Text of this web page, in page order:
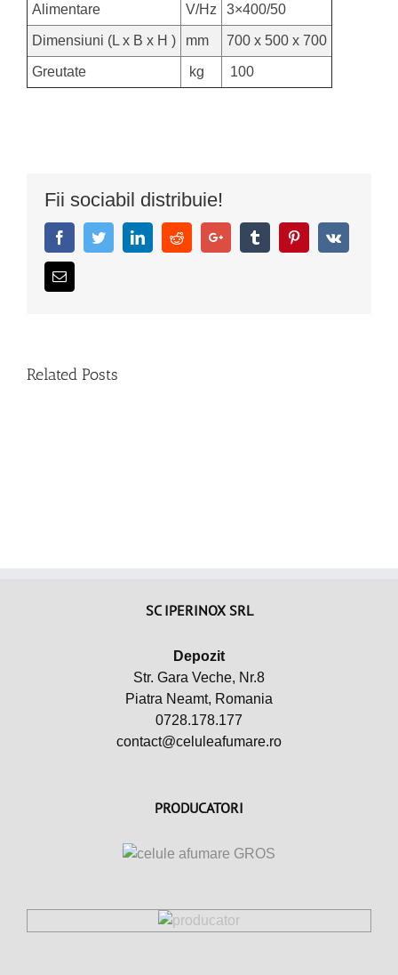
Alimentare V/Hz 3×400/50
Dimensiuni (L x B x H ) mm 700 x 500 x 700
Greutate kg 100
Fii sociabil distribuie!
FacebookTwitterLinkedInRedditGoogle+ Tumblr PinterestVk
Email
Related Posts
SC IPERINOX SRL
Depozit
Str. Gara Veche, Nr.8
Piatra Neamt, Romania
0728.178.177
contact@celuleafumare.ro
PRODUCATORI